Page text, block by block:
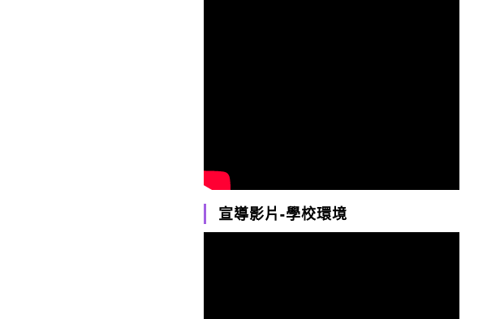
宣導影片-學校環境